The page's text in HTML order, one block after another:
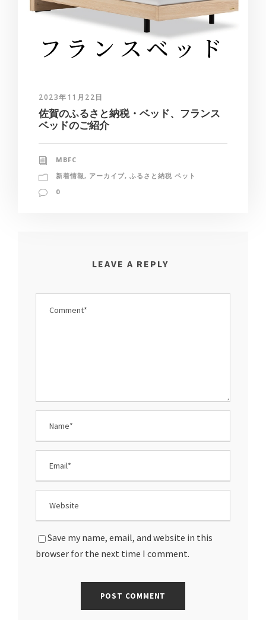
2023年11月22日
佐賀のふるさと納税・ベッド、フランス
ベッドのご紹介
MBFC
新着情報, アーカイブ, ふるさと納税 ペット
0
LEAVE A REPLY
Save my name, email, and website in this
browser for the next time I comment.